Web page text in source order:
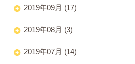
2019年09月 (17)
2019年08月 (3)
2019年07月 (14)